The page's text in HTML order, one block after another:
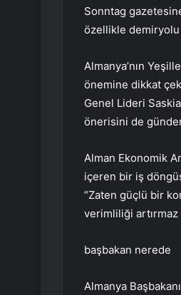
Sonntag
özellikle demiryolu
Almanya’nın
önemine dikkat
Genel Lideri Saskia
önerisini de
Alman Ekonomik
içeren bir iş
“Zaten güçlü bir
verimliliği artırmaz
başbakan nerede
Almanya